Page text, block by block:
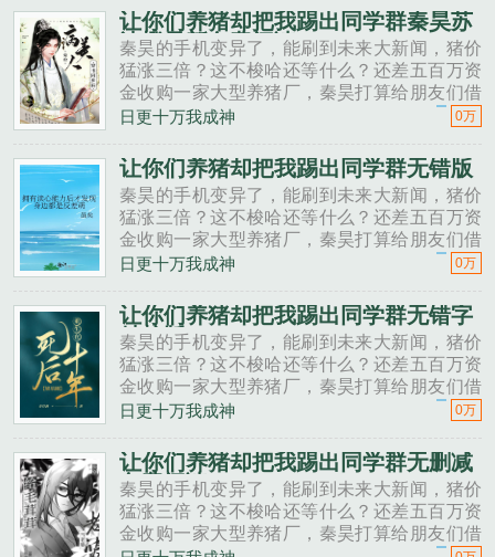
秦昊二狗子，借500万买点......
让你们养猪却把我踢出同学群秦昊苏
沐橙最新免费阅读
秦昊的手机变异了，能刷到未来大新闻，猪价
猛涨三倍？这不梭哈还等什么？还差五百万资
金收购一家大型养猪厂，秦昊打算给朋友们借
一点。秦昊老班长啊，我想回家养猪，要不要
秦昊二狗子，借500万买点......
日更十万我成神 0万
让你们养猪却把我踢出同学群无错版
秦昊的手机变异了，能刷到未来大新闻，猪价
猛涨三倍？这不梭哈还等什么？还差五百万资
金收购一家大型养猪厂，秦昊打算给朋友们借
一点。秦昊老班长啊，我想回家养猪，要不要
秦昊二狗子，借500万买点......
日更十万我成神 0万
让你们养猪却把我踢出同学群无错字
精校版
秦昊的手机变异了，能刷到未来大新闻，猪价
猛涨三倍？这不梭哈还等什么？还差五百万资
金收购一家大型养猪厂，秦昊打算给朋友们借
一点。秦昊老班长啊，我想回家养猪，要不要
秦昊二狗子，借500万买点......
日更十万我成神 0万
让你们养猪却把我踢出同学群无删减
免费阅读
秦昊的手机变异了，能刷到未来大新闻，猪价
猛涨三倍？这不梭哈还等什么？还差五百万资
金收购一家大型养猪厂，秦昊打算给朋友们借